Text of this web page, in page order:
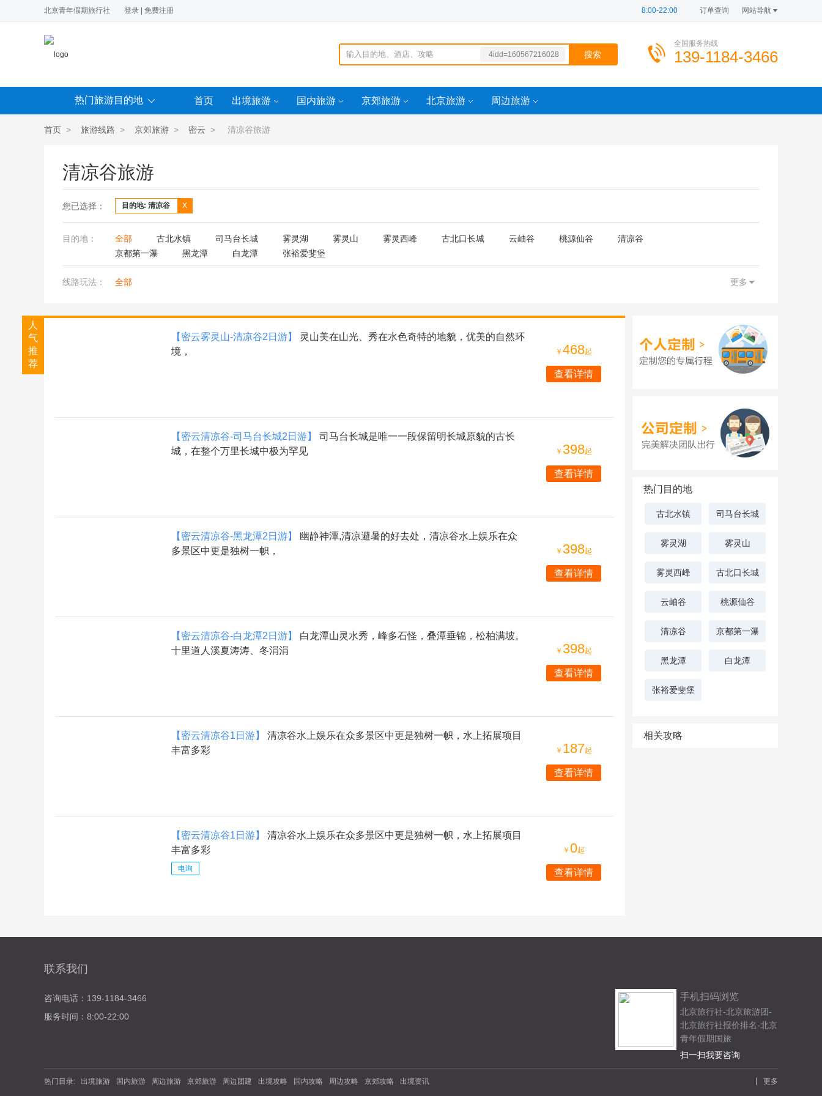
北京青年假期旅行社 登录 免费注册 8:00-22:00 订单查询 网站导航
4idd=160567216028
�0�aidd=16056723
全国服务热线
139-1184-3466
热门旅游目的地 首页 出境旅游 国内旅游 京郊旅游 北京旅游 周边旅游
首页 > 旅游线路 > 京郊旅游 > 密云 > 清凉谷旅游
清凉谷旅游
您已选择： 目的地: 清凉谷 X
目的地： 全部 古北水镇 司马台长城 雾灵湖 雾灵山 雾灵西峰 古北口长城 云岫谷 桃源仙谷
清凉谷
京都第一瀑
黑龙潭 白龙潭 张裕爱斐堡
线路玩法： 全部 更多
人
气
推
荐
【密云雾灵山-清凉谷2日游】
灵山美在山光、秀在水色奇特的地貌，优美的自然环
境，
￥ 468起
查看详情
【密云清凉谷-司马台长城2日游】
司马台长城是唯一一段保留明长城原貌的古长
城，在整个万里长城中极为罕见
￥ 398起
查看详情
【密云清凉谷-黑龙潭2日游】
幽静神潭,清凉避暑的好去处，清凉谷水上娱乐在众
多景区中更是独树一帜，
￥ 398起
查看详情
【密云清凉谷-白龙潭2日游】
白龙潭山灵水秀，峰多石怪，叠潭垂锦，松柏满坡。
十里道人溪夏涛涛、冬涓涓
￥ 398起
查看详情
【密云清凉谷1日游】
清凉谷水上娱乐在众多景区中更是独树一帜，水上拓展项目
丰富多彩
￥ 187起
查看详情
【密云清凉谷1日游】
清凉谷水上娱乐在众多景区中更是独树一帜，水上拓展项目
丰富多彩
电询
￥ 0起
查看详情
热门目的地
古北水镇 司马台长城
雾灵湖 雾灵山
雾灵西峰 古北口长城
云岫谷 桃源仙谷
清凉谷 京都第一瀑
黑龙潭 白龙潭
张裕爱斐堡
相关攻略
联系我们
咨询电话：139-1184-3466
服务时间：8:00-22:00
手机扫码浏览
北京旅行社-北京旅游团-
北京旅行社报价排名-北京
青年假期国旅
扫一扫我要咨询
热门目录: 出境旅游 国内旅游 周边旅游 京郊旅游 周边团建 出境攻略 国内攻略 周边攻略 京郊攻略 出境资讯 更多